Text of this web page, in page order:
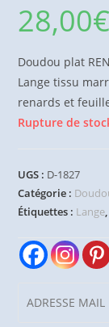
28,00€
Doudou plat
Lange tissu
renards et
Rupture de
UGS : D-1827
Catégorie :
Étiquettes : Lange,